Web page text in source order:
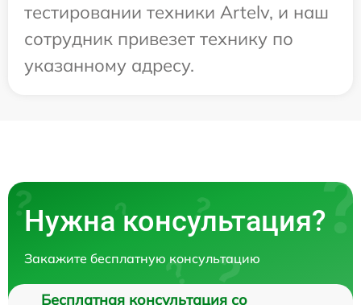
тестировании техники Artelv, и наш
сотрудник привезет технику по
указанному адресу.
Нужна консультация?
Закажите бесплатную консультацию
Бесплатная консультация со